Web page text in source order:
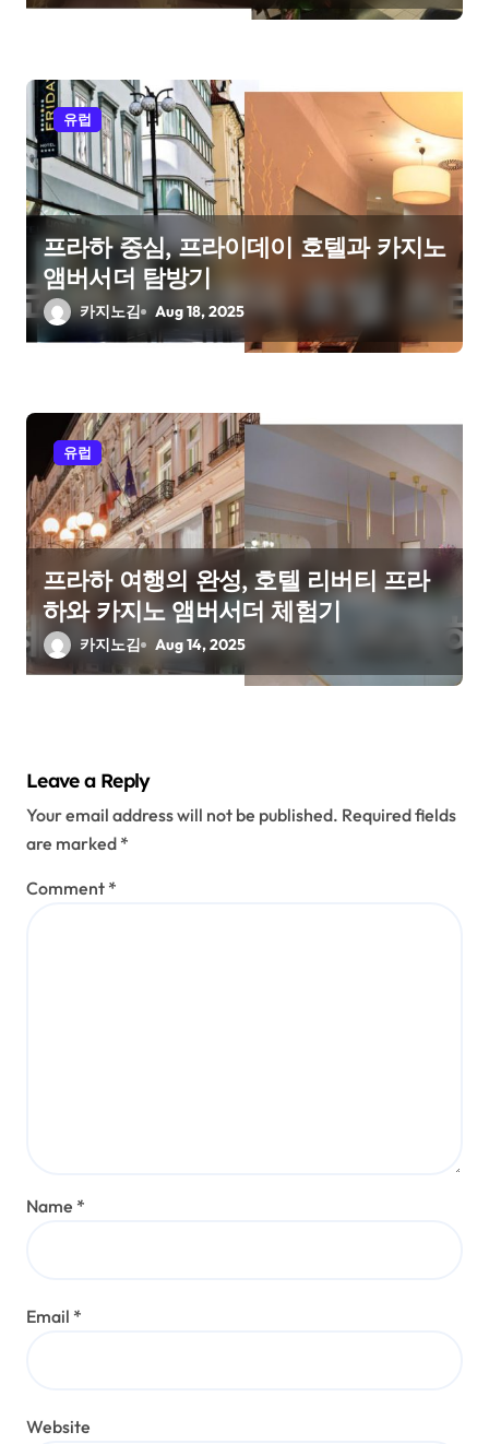
유럽
프라하 중심, 프라이데이 호텔과 카지노
앰버서더 탐방기
카지노김 Aug 18, 2025
유럽
프라하 여행의 완성, 호텔 리버티 프라
하와 카지노 앰버서더 체험기
카지노김 Aug 14, 2025
Leave a Reply
Your email address will not be published. Required fields
are marked *
Comment *
Name *
Email *
Website